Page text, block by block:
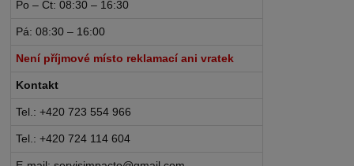
Po – Čt: 08:30 – 16:30
Pá: 08:30 – 16:00
Není příjmové místo reklamací ani vratek
Kontakt
Tel.: +420 723 554 966
Tel.: +420 724 114 604